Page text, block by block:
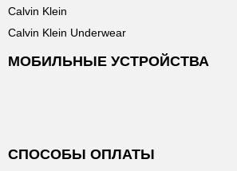
Calvin Klein
Calvin Klein Underwear
МОБИЛЬНЫЕ УСТРОЙСТВА
СПОСОБЫ ОПЛАТЫ